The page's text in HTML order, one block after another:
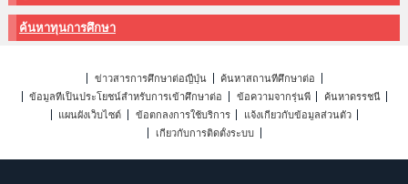
ค้นหาทุนการศึกษา
ข่าวสารการศึกษาต่อญี่ปุ่น
ค้นหาสถานที่ศึกษาต่อ
ข้อมูลที่เป็นประโยชน์สำหรับการเข้าศึกษาต่อ
ข้อความจากรุ่นพี่
ค้นหาดรรชนี
แผนผังเว็บไซต์
ข้อตกลงการใช้บริการ
แจ้งเกี่ยวกับข้อมูลส่วนตัว
เกี่ยวกับการติดตั้งระบบ